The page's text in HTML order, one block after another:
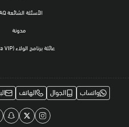
الأسئلة الشائعة FAQ
مدونة
عائلة برنامج الولاء (Sakura VIP)
واتساب الجوال الهاتف